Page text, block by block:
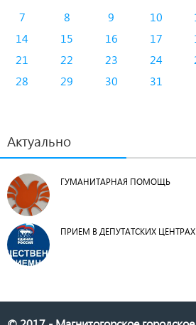
7
8 9 10
14
15 16 17
21
22 23 24
28
29 30 31
Актуально
ГУМАНИТАРНАЯ ПОМОЩЬ
ПРИЕМ В ДЕПУТАТСКИХ ЦЕНТРАХ